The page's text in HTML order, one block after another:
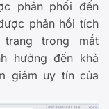
phân phối đến
phản hồi tích
trong mắt
hưởng đến khả
giảm uy tín của